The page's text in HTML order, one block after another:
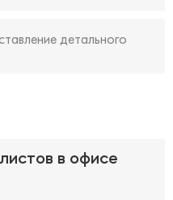
детального
в офисе